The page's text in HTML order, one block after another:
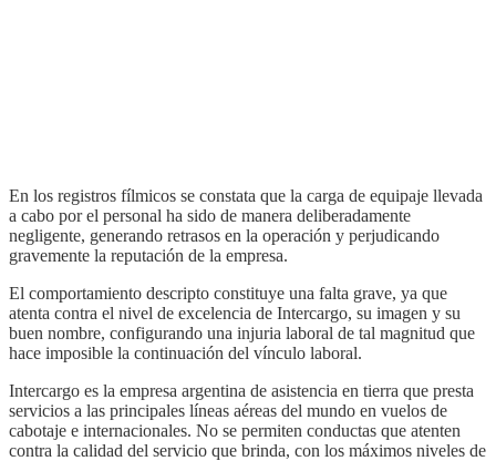
En los registros fílmicos se constata que la carga de equipaje llevada
a cabo por el personal ha sido de manera deliberadamente
negligente, generando retrasos en la operación y perjudicando
gravemente la reputación de la empresa.
El comportamiento descripto constituye una falta grave, ya que
atenta contra el nivel de excelencia de Intercargo, su imagen y su
buen nombre, configurando una injuria laboral de tal magnitud que
hace imposible la continuación del vínculo laboral.
Intercargo es la empresa argentina de asistencia en tierra que presta
servicios a las principales líneas aéreas del mundo en vuelos de
cabotaje e internacionales. No se permiten conductas que atenten
contra la calidad del servicio que brinda, con los máximos niveles de